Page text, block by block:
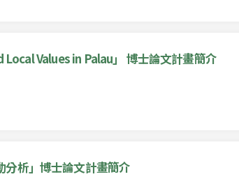
Values in Palau」 博士論文計畫簡介
分析」博士論文計畫簡介